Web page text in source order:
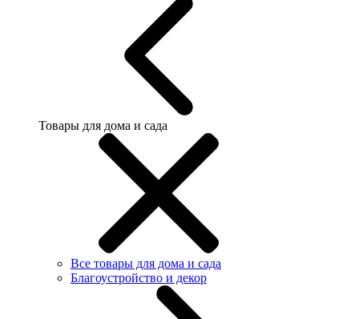
Товары для дома и сада
Все товары для дома и сада
Благоустройство и декор